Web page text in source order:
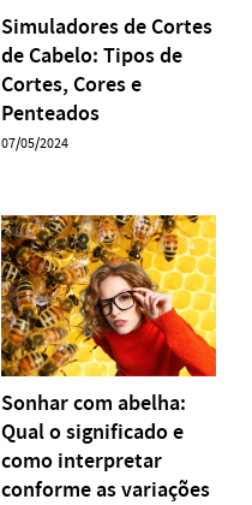
Simuladores de Cortes
de Cabelo: Tipos de
Cortes, Cores e
Penteados
07/05/2024
Sonhar com abelha:
Qual o significado e
como interpretar
conforme as variações